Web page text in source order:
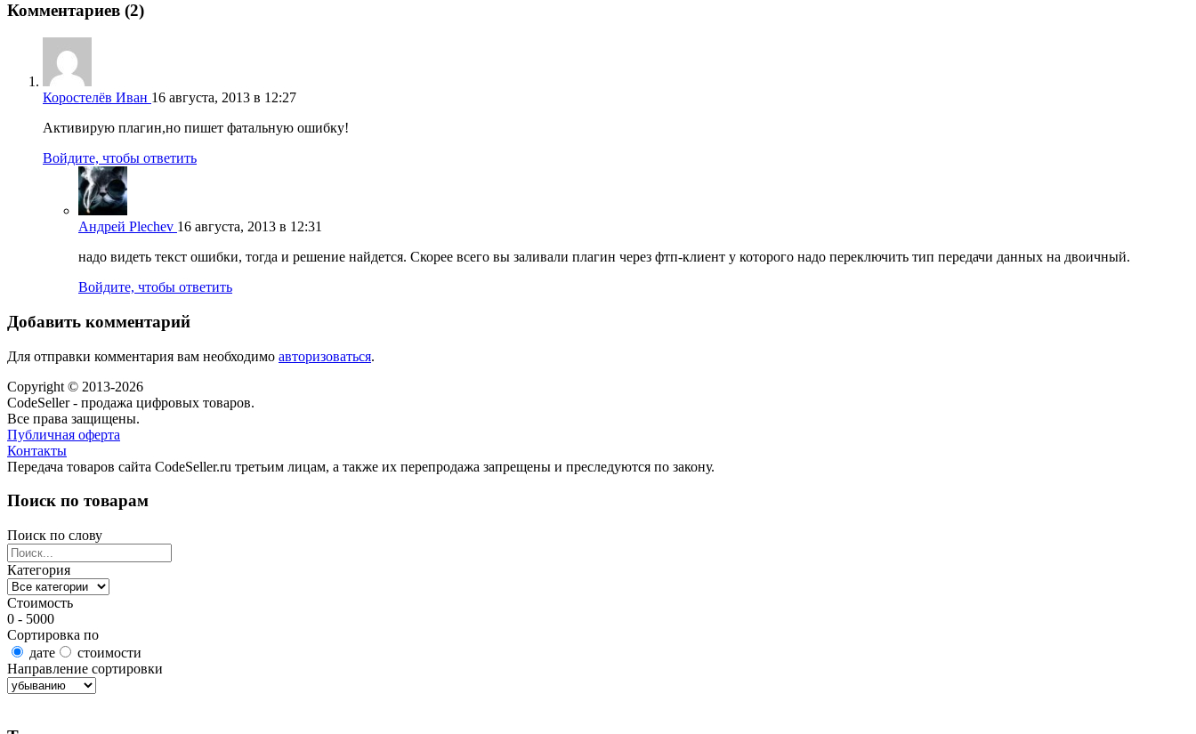
Комментариев (2)
Коростелёв Иван 16 августа, 2013 в 12:27
Активирую плагин,но пишет фатальную ошибку!
Войдите, чтобы ответить
Андрей Plechev 16 августа, 2013 в 12:31
надо видеть текст ошибки, тогда и решение найдется. Скорее всего вы заливали плагин через фтп-клиент у которого надо переключить тип передачи данных на двоичный.
Войдите, чтобы ответить
Добавить комментарий
Для отправки комментария вам необходимо авторизоваться.
Copyright © 2013-2026
CodeSeller - продажа цифровых товаров.
Все права защищены.
Публичная оферта
Контакты
Передача товаров сайта CodeSeller.ru третьим лицам, а также их перепродажа запрещены и преследуются по закону.
Поиск по товарам
Поиск по слову
Категория
Стоимость
0 - 5000
Сортировка по
дате
стоимости
Направление сортировки